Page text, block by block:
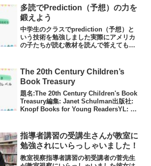
に習得できない」という事実です。英語
圏でも、日本と同じです。...
多読でPrediction（予想）の力を
鍛えよう
中学生のクラスでprediction（予想）と
いう技術を勉強しました実際にアメリカ
の子たちが読む教材を読んで答えてもら
predictionというのは本文を手掛かりに
自分の答え...
The 20th Century Children’s
Book Treasury
題名:The 20th Century Children's Book
Treasury編集: Janet Schulman出版社:
‎Knopf Books for Young ReadersYL: 0.3
指導者講習の受講生さんが教室に
勉強されにいらっしゃいました！
教室視察指導者講習の初受講者の菅先生